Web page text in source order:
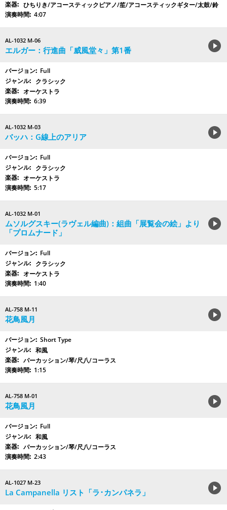
ひちりき/アコースティックピアノ/笙/アコースティックギター/太鼓/鈴
4:07
AL-1032 M-06
エルガー：行進曲「威風堂々」第1番
Full
クラシック
オーケストラ
6:39
AL-1032 M-03
バッハ：G線上のアリア
Full
クラシック
オーケストラ
5:17
AL-1032 M-01
ムソルグスキー(ラヴェル編曲)：組曲「展覧会の絵」より
「プロムナード」
Full
クラシック
オーケストラ
1:40
AL-758 M-11
花鳥風月
Short Type
和風
パーカッション/琴/尺八/コーラス
1:15
AL-758 M-01
花鳥風月
Full
和風
パーカッション/琴/尺八/コーラス
2:43
AL-1027 M-23
La Campanella リスト「ラ･カンパネラ」